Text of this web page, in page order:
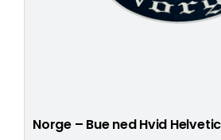
Norge – Bue ned Hvid